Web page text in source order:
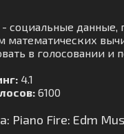
социальные данные,
математических
в голосовании и
4.1
6100
Piano Fire: Edm